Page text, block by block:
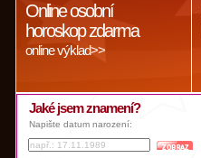
Online osobní
horoskop zdarma
online výklad>>
Jaké jsem znamení?
Napište datum narození: